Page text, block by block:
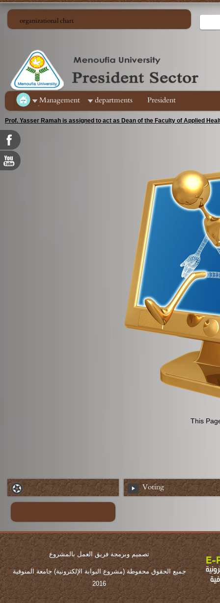
organizational chart
ِManagement departments President
Prof. Yasser Ramah is assigned to act as Dean of the Faculty of Applied
This
Voting
تصميم وبرمجة فريق العمل بالمشروع
جميع الحقوق محفوطة (مشروع البوابة الإلكترونية) جامعة المنوفية
2016